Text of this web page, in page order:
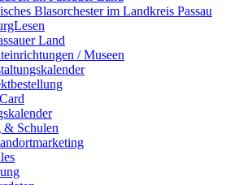
Blasorchester im Landkreis Passau
Land
/ Museen
& Schulen